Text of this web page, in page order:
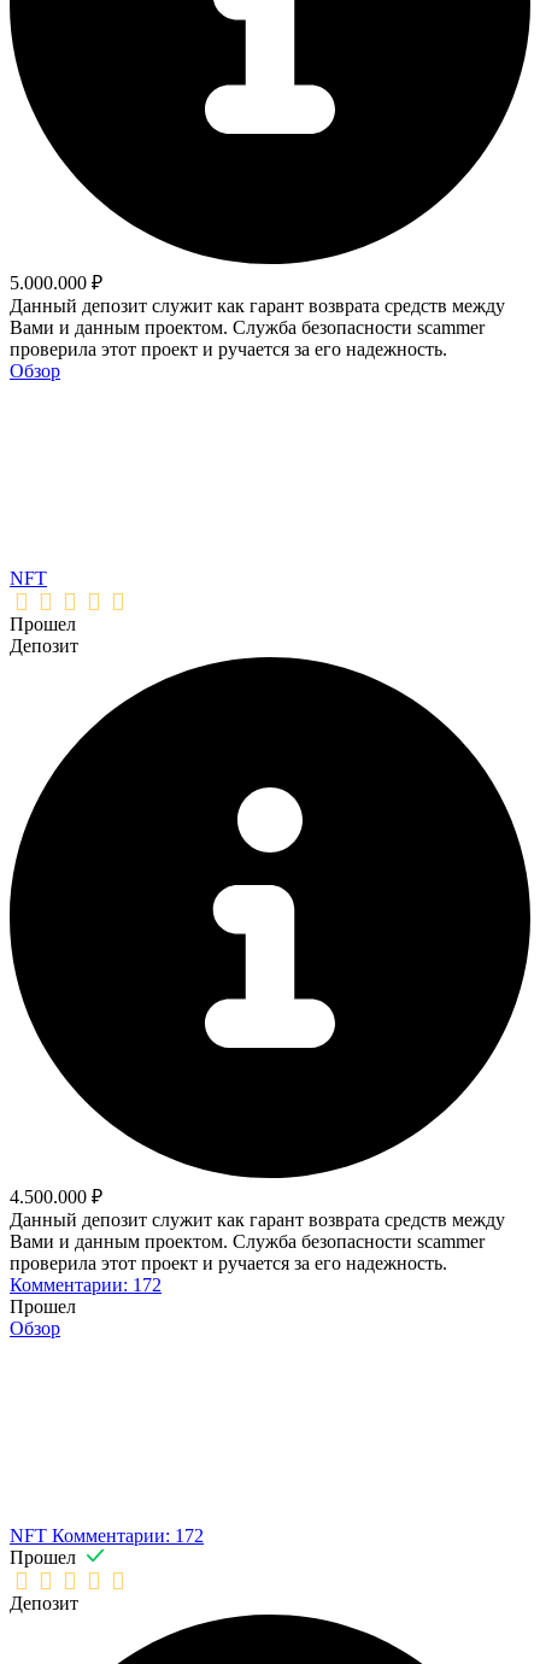
5.000.000 ₽
Данный депозит служит как гарант возврата средств между
Вами и данным проектом. Служба безопасности scammer
проверила этот проект и ручается за его надежность.
Обзор
NFT
Прошел
Депозит
4.500.000 ₽
Данный депозит служит как гарант возврата средств между
Вами и данным проектом. Служба безопасности scammer
проверила этот проект и ручается за его надежность.
Комментарии: 172
Прошел
Обзор
NFT Комментарии: 172
Прошел
Депозит